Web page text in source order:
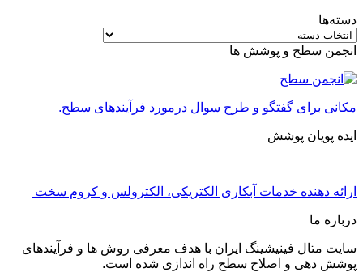
دسته‌ها
دسته‌ها
انجمن سطح و پوشش ها
مکانی برای گفتگو و طرح سوال درمورد فرآیندهای سطح.
ایده پویان پوشش
ارائه دهنده خدمات آبکاری الکتریکی، الکترولس و کروم سخت
درباره ما
سایت متال فینیشینگ ایران با هدف معرفی روش ها و فرآیندهای
پوشش دهی و اصلاح سطح راه اندازی شده است.